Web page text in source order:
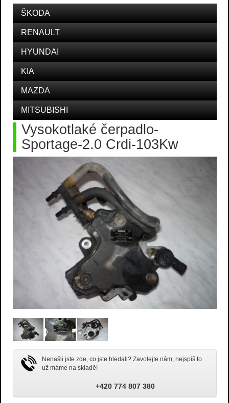
ŠKODA
RENAULT
HYUNDAI
KIA
MAZDA
MITSUBISHI
Vysokotlaké čerpadlo-
Sportage-2.0 Crdi-103Kw
Nenašli jste zde, co jste hledali? Zavolejte nám, nejspíš to
už máme na skladě!
+420 774 807 380